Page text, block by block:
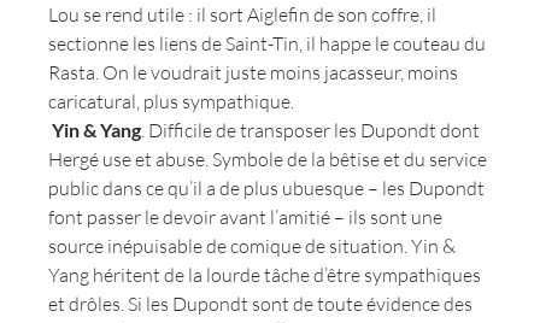
Lou se rend utile : il sort Aiglefin de son coffre, il
sectionne les liens de Saint-Tin, il happe le couteau du
Rasta. On le voudrait juste moins jacasseur, moins
caricatural, plus sympathique.
Yin & Yang . Difficile de transposer les Dupondt dont
Hergé use et abuse. Symbole de la bêtise et du service
public dans ce qu’il a de plus ubuesque – les Dupondt
font passer le devoir avant l’amitié – ils sont une
source inépuisable de comique de situation. Yin &
Yang héritent de la lourde tâche d’être sympathiques
et drôles. Si les Dupondt sont de toute évidence des